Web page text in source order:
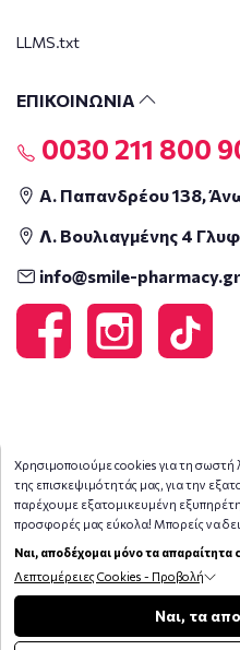
Χρησιμοποιούμε cookies για τη σωστή
της επισκεψιμότητάς μας, για την
παρέχουμε εξατομικευμένη
προσφορές μας εύκολα! Μπορείς να
Ναι, αποδέχομαι μόνο τα απαραίτητα
Λεπτομέρειες Cookies - Προβολή
Ναι, τα
LLMS.txt
ΕΠΙΚΟΙΝΩΝΙΑ
0030 211 800
Α. Παπανδρέου 138,
Λ. Βουλιαγμένης 4
info@smile-pharmacy.gr
Copyright © 2026